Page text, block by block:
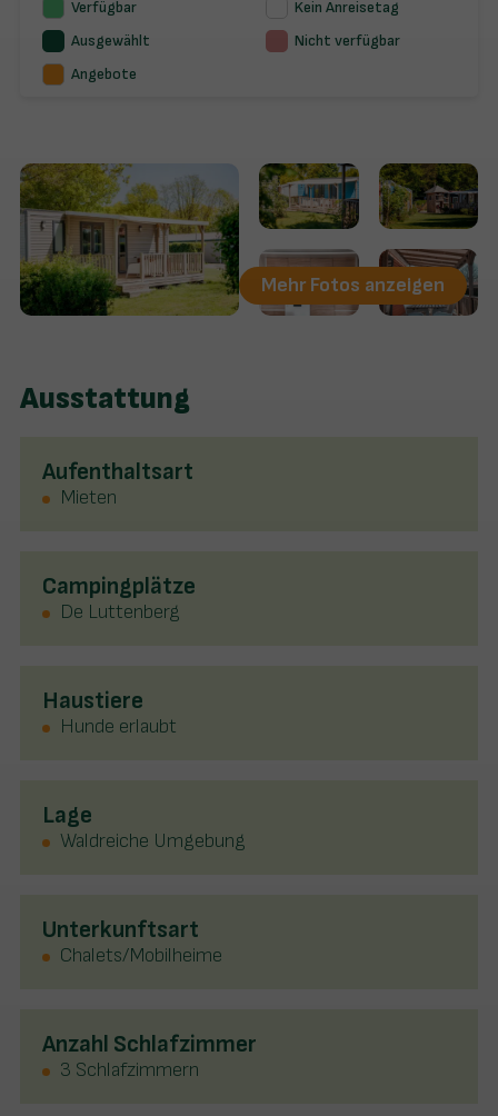
Verfügbar
Kein Anreisetag
Ausgewählt
Nicht verfügbar
Angebote
Mehr Fotos anzeigen
Ausstattung
Aufenthaltsart
Mieten
Campingplätze
De Luttenberg
Haustiere
Hunde erlaubt
Lage
Waldreiche Umgebung
Unterkunftsart
Chalets/Mobilheime
Anzahl Schlafzimmer
3 Schlafzimmern